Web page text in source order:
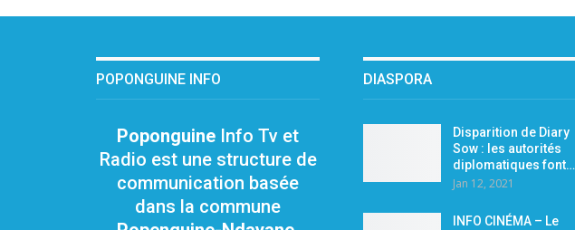
POPONGUINE INFO
Poponguine Info Tv et
Radio est une structure de
communication basée
dans la commune
DIASPORA
Disparition de Diary
Sow : les autorités
diplomatiques font…
Jan 12, 2021
INFO CINÉMA – Le